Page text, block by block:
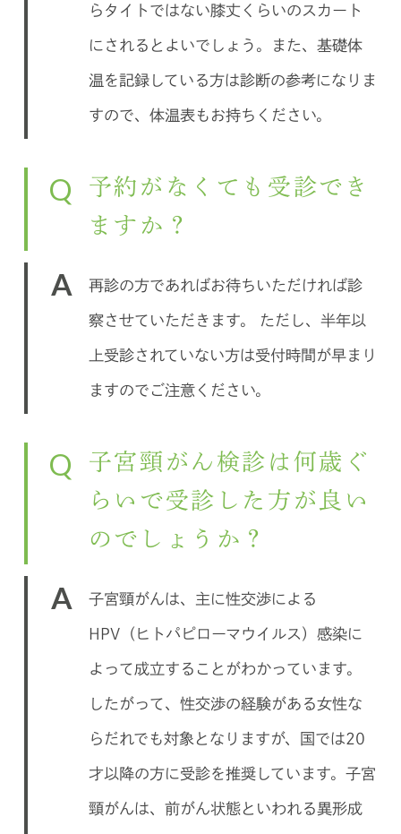
らタイトではない膝丈くらいのスカート
にされるとよいでしょう。また、基礎体
温を記録している方は診断の参考になりま
すので、体温表もお持ちください。
Q
予約がなくても受診でき
ますか？
A 再診の方であればお待ちいただければ診
察させていただきます。 ただし、半年以
上受診されていない方は受付時間が早まり
ますのでご注意ください。
Q
子宮頸がん検診は何歳ぐ
らいで受診した方が良い
のでしょうか？
A 子宮頸がんは、主に性交渉による
HPV（ヒトパピローマウイルス）感染に
よって成立することがわかっています。
したがって、性交渉の経験がある女性な
らだれでも対象となりますが、国では20
才以降の方に受診を推奨しています。子宮
頸がんは、前がん状態といわれる異形成